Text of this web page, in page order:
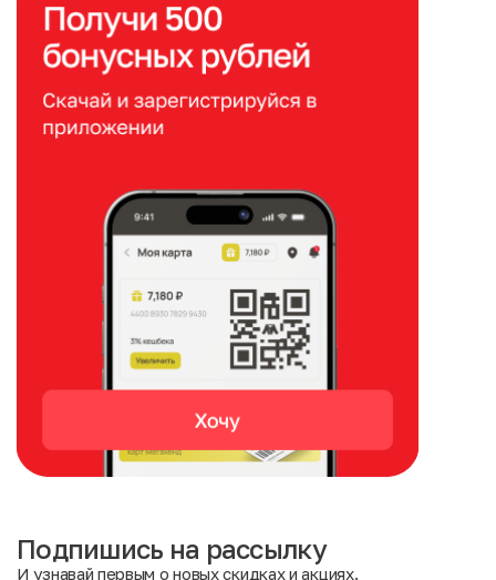
Подпишись на рассылку
И узнавай первым о новых скидках и акциях.